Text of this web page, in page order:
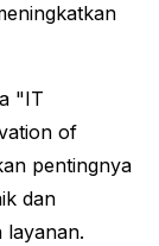
"IT
of
pentingnya
dan
layanan.